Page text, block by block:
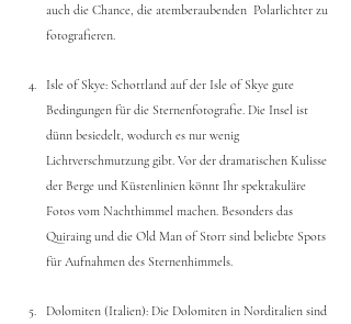
auch die Chance, die atemberaubenden  Polarlichter zu
fotografieren.
Isle of Skye: Schottland auf der Isle of Skye gute
Bedingungen für die Sternenfotografie. Die Insel ist
dünn besiedelt, wodurch es nur wenig
Lichtverschmutzung gibt. Vor der dramatischen Kulisse
der Berge und Küstenlinien könnt Ihr spektakuläre
Fotos vom Nachthimmel machen. Besonders das
Quiraing und die Old Man of Storr sind beliebte Spots
für Aufnahmen des Sternenhimmels.
Dolomiten (Italien): Die Dolomiten in Norditalien sind